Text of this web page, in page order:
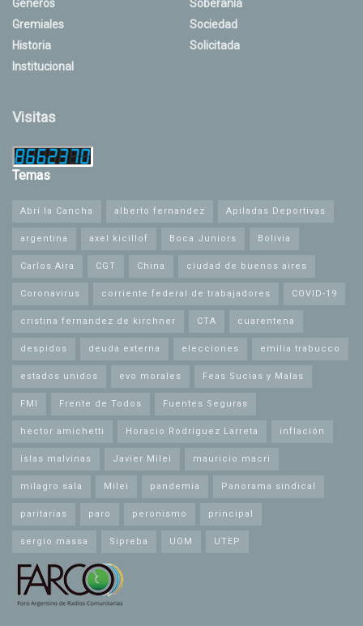
Géneros
Gremiales
Historia
Institucional
Soberanía
Sociedad
Solicitada
Visitas
Temas
Abrí la Cancha alberto fernandez Apiladas Deportivas
argentina axel kicillof Boca Juniors Bolivia
Carlos Aira CGT China ciudad de buenos aires
Coronavirus corriente federal de trabajadores COVID-19
cristina fernandez de kirchner CTA cuarentena
despidos deuda externa elecciones emilia trabucco
estados unidos evo morales Feas Sucias y Malas
FMI Frente de Todos Fuentes Seguras
hector amichetti Horacio Rodríguez Larreta inflación
islas malvinas Javier Milei mauricio macri
milagro sala Milei pandemia Panorama sindical
paritarias paro peronismo principal
sergio massa Sipreba UOM UTEP